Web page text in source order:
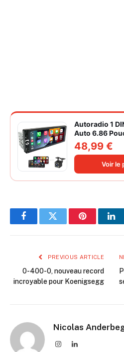
Autoradio 1
Auto 6.86
Poste Radio
Miroir iOS/
Autoradio
48,99 €
Voir le
FacebookTwitter Pinterest
PREVIOUS ARTICLE
0-400-0, nouveau record
incroyable pour Koenigsegg
Nicolas
InstagramLinkedIn